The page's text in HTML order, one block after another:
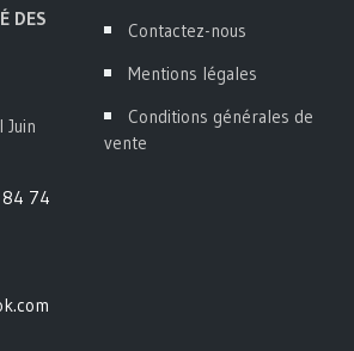
DES
Juin
74
Contactez-nous
Mentions légales
Conditions générales de
vente